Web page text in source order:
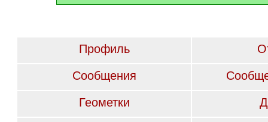
Профиль
Сообщения
Геометки